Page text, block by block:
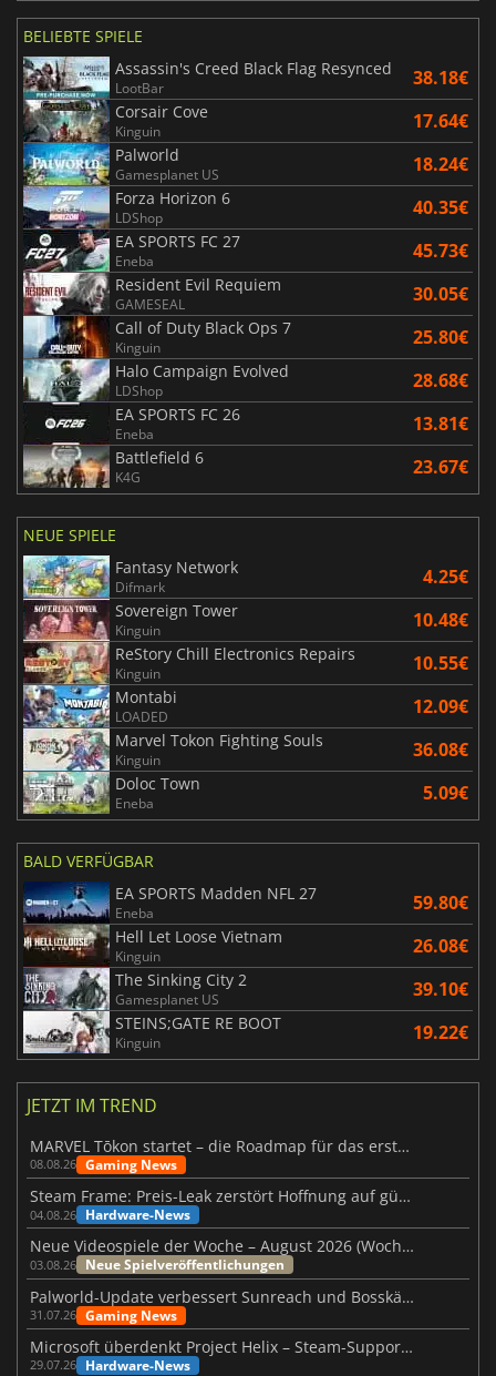
BELIEBTE SPIELE
Assassin's Creed Black Flag Resynced
LootBar 38.18€
Corsair Cove
Kinguin 17.64€
Palworld
Gamesplanet US 18.24€
Forza Horizon 6
LDShop 40.35€
EA SPORTS FC 27
Eneba 45.73€
Resident Evil Requiem
GAMESEAL 30.05€
Call of Duty Black Ops 7
Kinguin 25.80€
Halo Campaign Evolved
LDShop 28.68€
EA SPORTS FC 26
Eneba 13.81€
Battlefield 6
K4G 23.67€
NEUE SPIELE
Fantasy Network
Difmark 4.25€
Sovereign Tower
Kinguin 10.48€
ReStory Chill Electronics Repairs
Kinguin 10.55€
Montabi
LOADED 12.09€
Marvel Tokon Fighting Souls
Kinguin 36.08€
Doloc Town
Eneba 5.09€
BALD VERFÜGBAR
EA SPORTS Madden NFL 27
Eneba 59.80€
Hell Let Loose Vietnam
Kinguin 26.08€
The Sinking City 2
Gamesplanet US 39.10€
STEINS;GATE RE BOOT
Kinguin 19.22€
JETZT IM TREND
MARVEL Tōkon startet – die Roadmap für das erste Jahr wurde vorgestellt
08.08.26 Gaming News
Steam Frame: Preis-Leak zerstört Hoffnung auf günstiges VR-Headset
04.08.26 Hardware-News
Neue Videospiele der Woche – August 2026 (Woche 32)
03.08.26 Neue Spielveröffentlichungen
Palworld-Update verbessert Sunreach und Bosskämpfe deutlich
31.07.26 Gaming News
Microsoft überdenkt Project Helix – Steam-Support gefährdet
29.07.26 Hardware-News